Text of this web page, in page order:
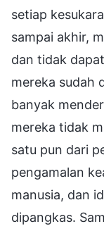
setiap
sampai akhir,
dan tidak
mereka sudah
banyak
mereka tidak
satu pun dari
pengamalan
manusia, dan
dipangkas.